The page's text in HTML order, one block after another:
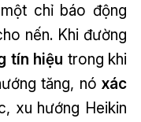
chỉ báo động
nến. Khi đường
tín hiệu trong khi
tăng, nóxác
xu hướng Heikin